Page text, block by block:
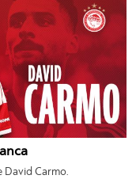
David Carmo.